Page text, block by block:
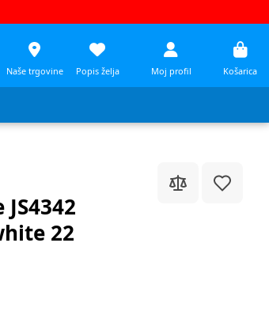
Naše trgovine Popis želja Moj profil Košarica
22